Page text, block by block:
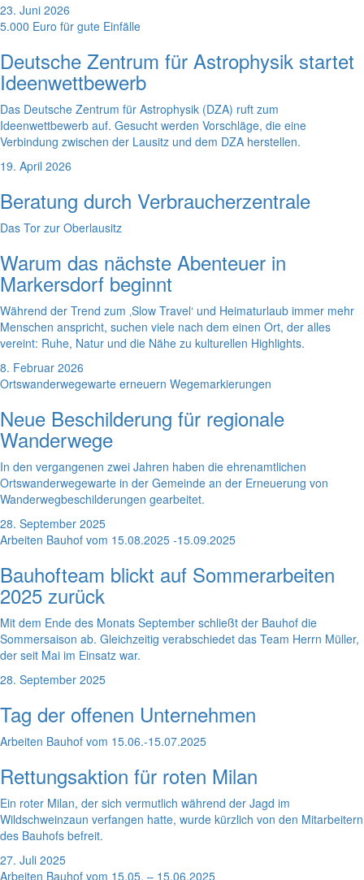
23. Juni 2026
5.000 Euro für gute Einfälle
Deutsche Zentrum für Astrophysik startet
Ideenwettbewerb
Das Deutsche Zentrum für Astrophysik (DZA) ruft zum
Ideenwettbewerb auf. Gesucht werden Vorschläge, die eine
Verbindung zwischen der Lausitz und dem DZA herstellen.
19. April 2026
Beratung durch Verbraucherzentrale
Das Tor zur Oberlausitz
Warum das nächste Abenteuer in
Markersdorf beginnt
Während der Trend zum ‚Slow Travel‘ und Heimaturlaub immer mehr
Menschen anspricht, suchen viele nach dem einen Ort, der alles
vereint: Ruhe, Natur und die Nähe zu kulturellen Highlights.
8. Februar 2026
Ortswanderwegewarte erneuern Wegemarkierungen
Neue Beschilderung für regionale
Wanderwege
In den vergangenen zwei Jahren haben die ehrenamtlichen
Ortswanderwegewarte in der Gemeinde an der Erneuerung von
Wanderwegbeschilderungen gearbeitet.
28. September 2025
Arbeiten Bauhof vom 15.08.2025 -15.09.2025
Bauhofteam blickt auf Sommerarbeiten
2025 zurück
Mit dem Ende des Monats September schließt der Bauhof die
Sommersaison ab. Gleichzeitig verabschiedet das Team Herrn Müller,
der seit Mai im Einsatz war.
28. September 2025
Tag der offenen Unternehmen
Arbeiten Bauhof vom 15.06.-15.07.2025
Rettungsaktion für roten Milan
Ein roter Milan, der sich vermutlich während der Jagd im
Wildschweinzaun verfangen hatte, wurde kürzlich von den Mitarbeitern
des Bauhofs befreit.
27. Juli 2025
Arbeiten Bauhof vom 15.05. – 15.06.2025